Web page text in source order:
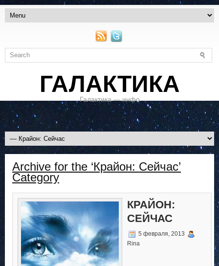
ГАЛАКТИКА
Галактика — инфо
Archive for the ‘Крайон: Сейчас’
Category
КРАЙОН:
СЕЙЧАС
5 февраля, 2013
Rina